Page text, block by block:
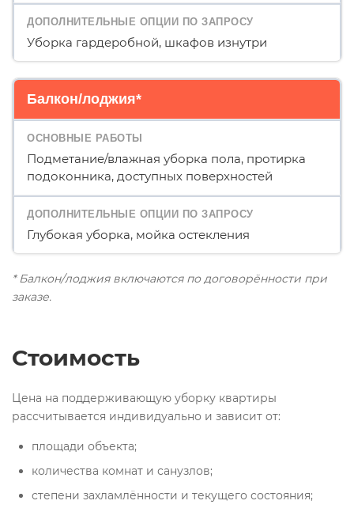
Уборка гардеробной, шкафов изнутри
Балкон/лоджия*
Подметание/влажная уборка пола, протирка
подоконника, доступных поверхностей
Глубокая уборка, мойка остекления
* Балкон/лоджия включаются по договорённости при
заказе.
Стоимость
Цена на поддерживающую уборку квартиры
рассчитывается индивидуально и зависит от:
площади объекта;
количества комнат и санузлов;
степени захламлённости и текущего состояния;